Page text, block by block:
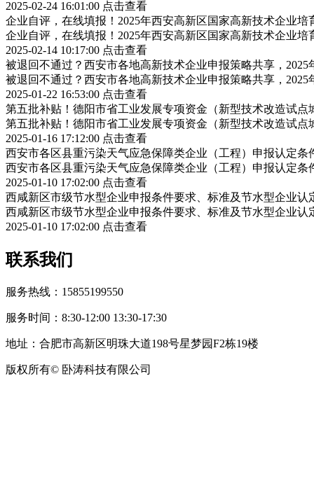
2025-02-24 16:01:00 点击查看
企业自评，在线填报！2025年西安高新区国家高新技术企业
企业自评，在线填报！2025年西安高新区国家高新技术企业
2025-02-14 10:17:00 点击查看
被退回不通过？西安市各地高新技术企业申报策略共享，
被退回不通过？西安市各地高新技术企业申报策略共享，
2025-01-22 16:53:00 点击查看
第五批补贴！德阳市省工业发展专项资金（新型技术改造试点
第五批补贴！德阳市省工业发展专项资金（新型技术改造试点
2025-01-16 17:12:00 点击查看
西安市各区县重污染天气应急保障类企业（工程）申报认定条
西安市各区县重污染天气应急保障类企业（工程）申报认定条
2025-01-10 17:02:00 点击查看
西咸新区市级节水型企业申报条件要求、标准及节水型企业认
西咸新区市级节水型企业申报条件要求、标准及节水型企业认
2025-01-10 17:02:00 点击查看
联系我们
服务热线：15855199550
服务时间：8:30-12:00 13:30-17:30
地址：合肥市高新区明珠大道198号星梦园F2栋19楼
版权所有© 卧涛科技有限公司